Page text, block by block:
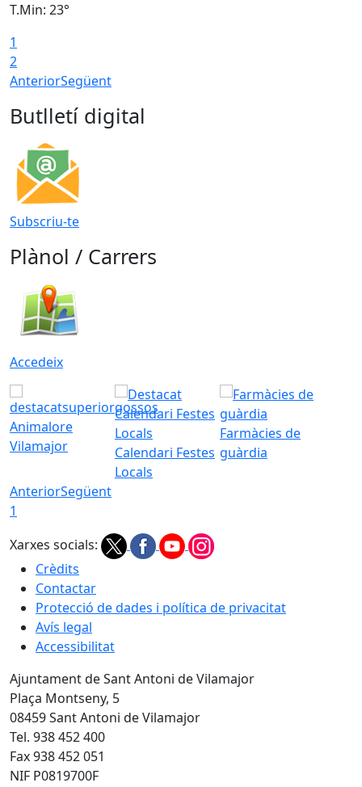
T.Min: 23°
1
2
AnteriorSegüent
Butlletí digital
Subscriu-te
Plànol / Carrers
Accedeix
Animalore
Vilamajor
Calendari Festes
Locals
Farmàcies de
guàrdia
AnteriorSegüent
1
Xarxes socials:
Crèdits
Contactar
Protecció de dades i política de privacitat
Avís legal
Accessibilitat
Ajuntament de Sant Antoni de Vilamajor
Plaça Montseny, 5
08459 Sant Antoni de Vilamajor
Tel. 938 452 400
Fax 938 452 051
NIF P0819700F